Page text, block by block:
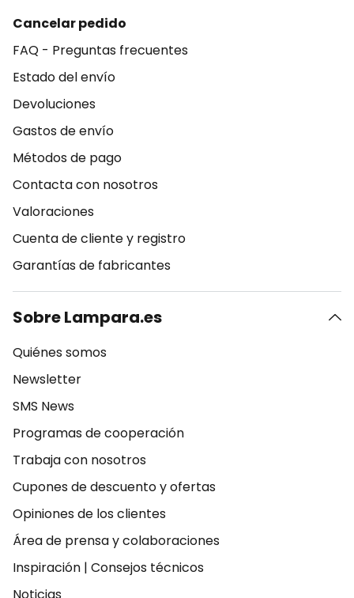
Cancelar pedido
FAQ - Preguntas frecuentes
Estado del envío
Devoluciones
Gastos de envío
Métodos de pago
Contacta con nosotros
Valoraciones
Cuenta de cliente y registro
Garantías de fabricantes
Sobre Lampara.es
Quiénes somos
Newsletter
SMS News
Programas de cooperación
Trabaja con nosotros
Cupones de descuento y ofertas
Opiniones de los clientes
Área de prensa y colaboraciones
Inspiración | Consejos técnicos